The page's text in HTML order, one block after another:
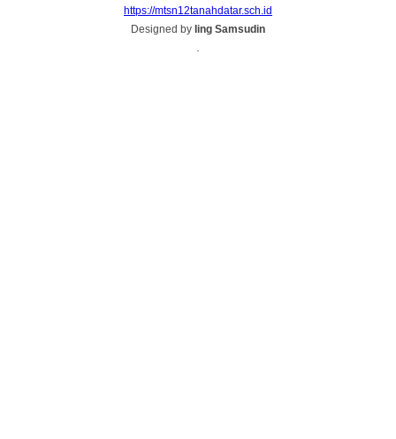
https://mtsn12tanahdatar.sch.id
Designed by Iing Samsudin